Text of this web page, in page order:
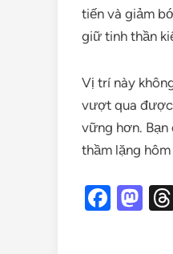
tiến và giảm
giữ tinh thần
Vị trí này
vượt qua được
vững hơn.
thầm lặng